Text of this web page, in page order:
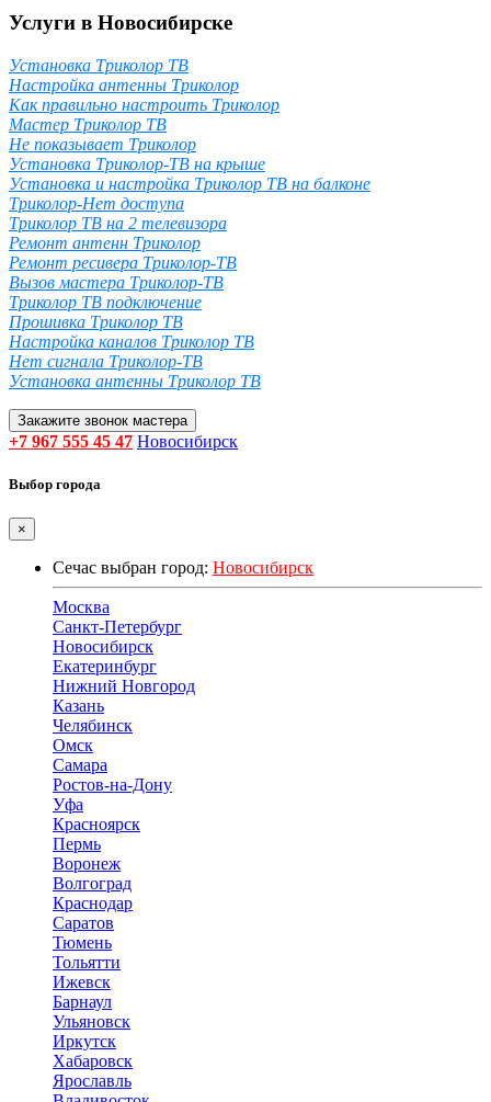
Услуги в Новосибирске
Установка Триколор ТВ
Настройка антенны Триколор
Как правильно настроить Триколор
Мастер Триколор ТВ
Не показывает Триколор
Установка Триколор-ТВ на крыше
Установка и настройка Триколор ТВ на балконе
Триколор-Нет доступа
Триколор ТВ на 2 телевизора
Ремонт антенн Триколор
Ремонт ресивера Триколор-ТВ
Вызов мастера Триколор-ТВ
Триколор ТВ подключение
Прошивка Триколор ТВ
Настройка каналов Триколор ТВ
Нет сигнала Триколор-ТВ
Установка антенны Триколор ТВ
Закажите звонок мастера
+7 967 555 45 47 Новосибирск
Выбор города
×
Сечас выбран город: Новосибирск
Москва
Санкт-Петербург
Новосибирск
Екатеринбург
Нижний Новгород
Казань
Челябинск
Омск
Самара
Ростов-на-Дону
Уфа
Красноярск
Пермь
Воронеж
Волгоград
Краснодар
Саратов
Тюмень
Тольятти
Ижевск
Барнаул
Ульяновск
Иркутск
Хабаровск
Ярославль